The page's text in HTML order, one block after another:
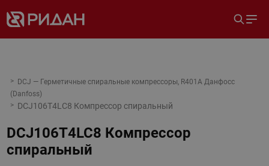
DCJ — Герметичные спиральные компрессоры, R401A Данфосс
(Danfoss)
DCJ106T4LC8 Компрессор спиральный
DCJ106T4LC8 Компрессор
спиральный